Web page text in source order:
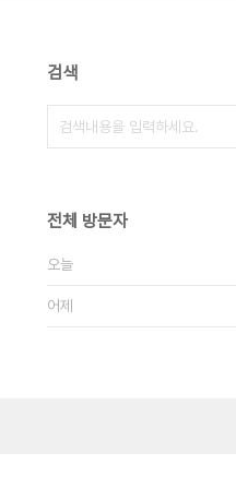
검색
전체 방문자
오늘
어제